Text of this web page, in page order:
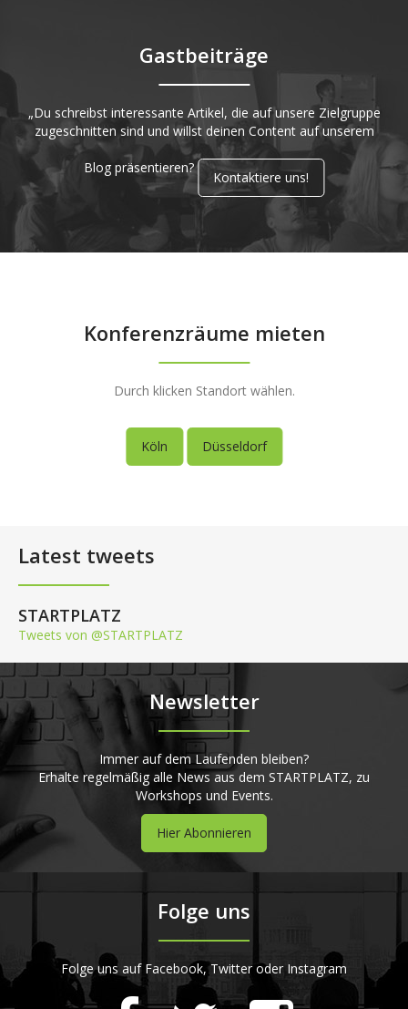
Gastbeiträge
„Du schreibst interessante Artikel, die auf unsere Zielgruppe
zugeschnitten sind und willst deinen Content auf unserem
Blog präsentieren?
Kontaktiere uns!
Konferenzräume mieten
Durch klicken Standort wählen.
Köln Düsseldorf
Latest tweets
STARTPLATZ
Tweets von @STARTPLATZ
Newsletter
Immer auf dem Laufenden bleiben?
Erhalte regelmäßig alle News aus dem STARTPLATZ, zu
Workshops und Events.
Hier Abonnieren
Folge uns
Folge uns auf Facebook, Twitter oder Instagram